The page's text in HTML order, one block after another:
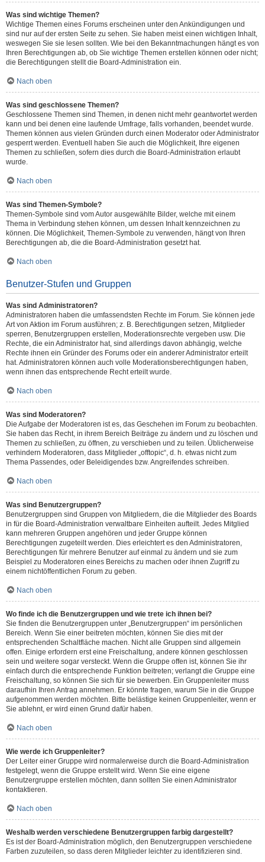
Was sind wichtige Themen?
Wichtige Themen eines Forums erscheinen unter den Ankündigungen und
sind nur auf der ersten Seite zu sehen. Sie haben meist einen wichtigen Inhalt,
weswegen Sie sie lesen sollten. Wie bei den Bekanntmachungen hängt es von
Ihren Berechtigungen ab, ob Sie wichtige Themen erstellen können oder nicht;
die Berechtigungen stellt die Board-Administration ein.
Nach oben
Was sind geschlossene Themen?
Geschlossene Themen sind Themen, in denen nicht mehr geantwortet werden
kann und bei denen eine laufende Umfrage, falls vorhanden, beendet wurde.
Themen können aus vielen Gründen durch einen Moderator oder Administrator
gesperrt werden. Eventuell haben Sie auch die Möglichkeit, Ihre eigenen
Themen zu schließen, sofern dies durch die Board-Administration erlaubt
wurde.
Nach oben
Was sind Themen-Symbole?
Themen-Symbole sind vom Autor ausgewählte Bilder, welche mit einem
Thema in Verbindung stehen können, um dessen Inhalt kennzeichnen zu
können. Die Möglichkeit, Themen-Symbole zu verwenden, hängt von Ihren
Berechtigungen ab, die die Board-Administration gesetzt hat.
Nach oben
Benutzer-Stufen und Gruppen
Was sind Administratoren?
Administratoren haben die umfassendsten Rechte im Forum. Sie können jede
Art von Aktion im Forum ausführen; z. B. Berechtigungen setzen, Mitglieder
sperren, Benutzergruppen erstellen, Moderationsrechte vergeben usw. Die
Rechte, die ein Administrator hat, sind allerdings davon abhängig, welche
Rechte ihnen ein Gründer des Forums oder ein anderer Administrator erteilt
hat. Administratoren können auch volle Moderationsberechtigungen haben,
wenn ihnen das entsprechende Recht erteilt wurde.
Nach oben
Was sind Moderatoren?
Die Aufgabe der Moderatoren ist es, das Geschehen im Forum zu beobachten.
Sie haben das Recht, in ihrem Bereich Beiträge zu ändern und zu löschen und
Themen zu schließen, zu öffnen, zu verschieben und zu teilen. Üblicherweise
verhindern Moderatoren, dass Mitglieder „offtopic“, d. h. etwas nicht zum
Thema Passendes, oder Beleidigendes bzw. Angreifendes schreiben.
Nach oben
Was sind Benutzergruppen?
Benutzergruppen sind Gruppen von Mitgliedern, die die Mitglieder des Boards
in für die Board-Administration verwaltbare Einheiten aufteilt. Jedes Mitglied
kann mehreren Gruppen angehören und jeder Gruppe können
Berechtigungen zugeteilt werden. Dies erleichtert es den Administratoren,
Berechtigungen für mehrere Benutzer auf einmal zu ändern und sie zum
Beispiel zu Moderatoren eines Bereichs zu machen oder ihnen Zugriff zu
einem nichtöffentlichen Forum zu geben.
Nach oben
Wo finde ich die Benutzergruppen und wie trete ich ihnen bei?
Sie finden die Benutzergruppen unter „Benutzergruppen“ im persönlichen
Bereich. Wenn Sie einer beitreten möchten, können Sie dies mit der
entsprechenden Schaltfläche machen. Nicht alle Gruppen sind allgemein
offen. Einige erfordern erst eine Freischaltung, andere können geschlossen
sein und weitere sogar versteckt. Wenn die Gruppe offen ist, können Sie ihr
einfach durch die entsprechende Funktion beitreten; verlangt die Gruppe eine
Freischaltung, so können Sie sich für sie bewerben. Ein Gruppenleiter muss
daraufhin Ihren Antrag annehmen. Er könnte fragen, warum Sie in die Gruppe
aufgenommen werden möchten. Bitte belästige keinen Gruppenleiter, wenn er
Sie ablehnt, er wird einen Grund dafür haben.
Nach oben
Wie werde ich Gruppenleiter?
Der Leiter einer Gruppe wird normalerweise durch die Board-Administration
festgelegt, wenn die Gruppe erstellt wird. Wenn Sie eine eigene
Benutzergruppe erstellen möchten, dann sollten Sie einen Administrator
kontaktieren.
Nach oben
Weshalb werden verschiedene Benutzergruppen farbig dargestellt?
Es ist der Board-Administration möglich, den Benutzergruppen verschiedene
Farben zuzuteilen, so dass deren Mitglieder leichter zu identifizieren sind.